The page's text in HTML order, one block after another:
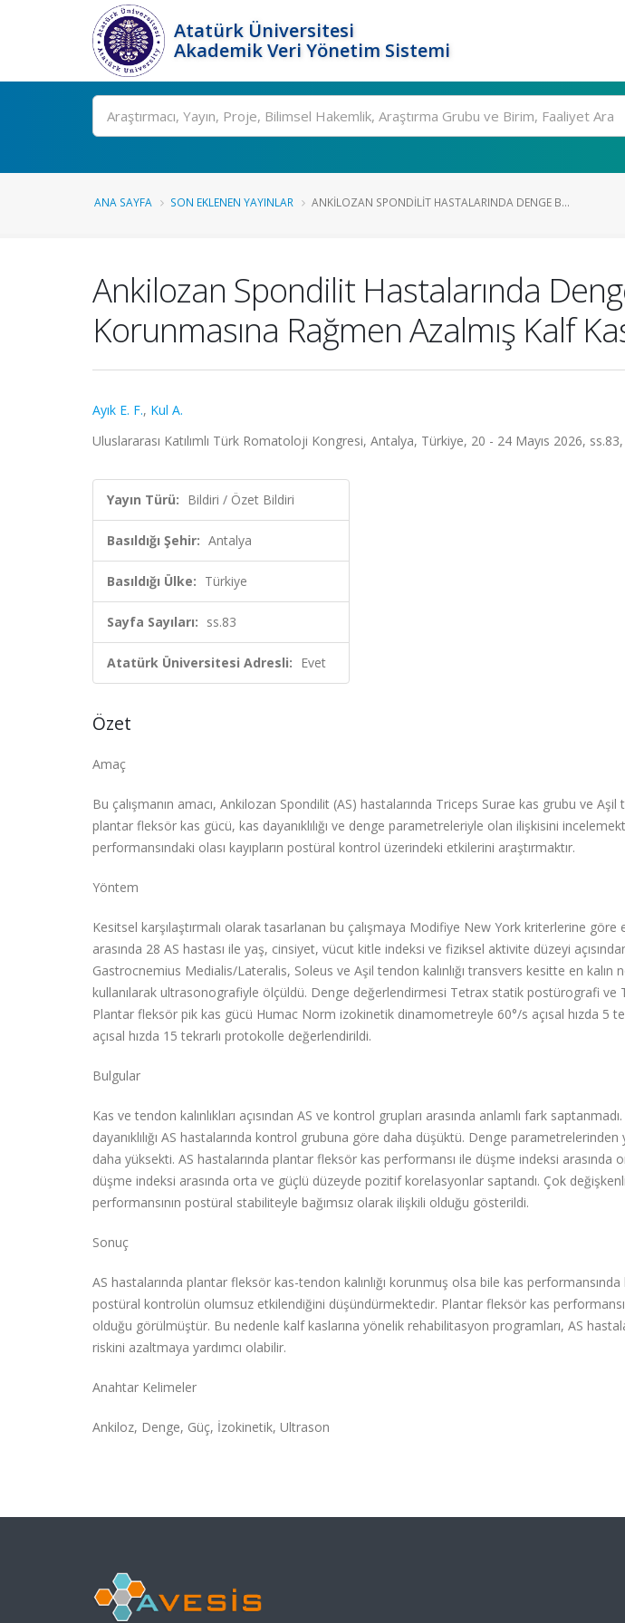
Atatürk Üniversitesi
Akademik Veri Yönetim Sistemi
Ara
ANA SAYFA SON EKLENEN YAYINLAR ANKILOZAN SPONDILIT HASTALARINDA DENGE B...
Ankilozan Spondilit Hastalarında
Korunmasına Rağmen Azalmış Kalf
Ayık E. F., Kul A.
Uluslararası Katılımlı Türk Romatoloji Kongresi, Antalya, Türkiye, 20 - 24 Mayıs 2026,
Yayın Türü: Bildiri / Özet Bildiri
Basıldığı Şehir: Antalya
Basıldığı Ülke: Türkiye
Sayfa Sayıları: ss.83
Atatürk Üniversitesi Adresli: Evet
Özet
Amaç
Bu çalışmanın amacı, Ankilozan Spondilit (AS) hastalarında Triceps Surae kas grubu ve Aşil
plantar fleksör kas gücü, kas dayanıklılığı ve denge parametreleriyle olan ilişkisini
performansındaki olası kayıpların postüral kontrol üzerindeki etkilerini araştırmaktır.
Yöntem
Kesitsel karşılaştırmalı olarak tasarlanan bu çalışmaya Modifiye New York kriterlerine göre
arasında 28 AS hastası ile yaş, cinsiyet, vücut kitle indeksi ve fiziksel aktivite düzeyi
Gastrocnemius Medialis/Lateralis, Soleus ve Aşil tendon kalınlığı transvers kesitte en
kullanılarak ultrasonografiyle ölçüldü. Denge değerlendirmesi Tetrax statik postürografi ve
Plantar fleksör pik kas gücü Humac Norm izokinetik dinamometreyle 60°/s açısal hızda 5
açısal hızda 15 tekrarlı protokolle değerlendirildi.
Bulgular
Kas ve tendon kalınlıkları açısından AS ve kontrol grupları arasında anlamlı fark
dayanıklılığı AS hastalarında kontrol grubuna göre daha düşüktü. Denge parametrelerinden
daha yüksekti. AS hastalarında plantar fleksör kas performansı ile düşme indeksi arasında
düşme indeksi arasında orta ve güçlü düzeyde pozitif korelasyonlar saptandı. Çok
performansının postüral stabiliteyle bağımsız olarak ilişkili olduğu gösterildi.
Sonuç
AS hastalarında plantar fleksör kas-tendon kalınlığı korunmuş olsa bile kas performansında
postüral kontrolün olumsuz etkilendiğini düşündürmektedir. Plantar fleksör kas
olduğu görülmüştür. Bu nedenle kalf kaslarına yönelik rehabilitasyon programları, AS
riskini azaltmaya yardımcı olabilir.
Anahtar Kelimeler
Ankiloz, Denge, Güç, İzokinetik, Ultrason